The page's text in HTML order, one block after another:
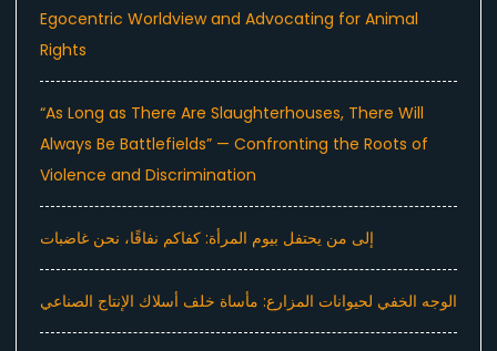
Egocentric Worldview and Advocating for Animal
Rights
“As Long as There Are Slaughterhouses, There Will
Always Be Battlefields” — Confronting the Roots of
Violence and Discrimination
إلى من يحتفل بيوم المرأة: كفاكم نفاقًا، نحن غاضبات
الوجه الخفي لحيوانات المزارع: مأساة خلف أسلاك الإنتاج الصناعي